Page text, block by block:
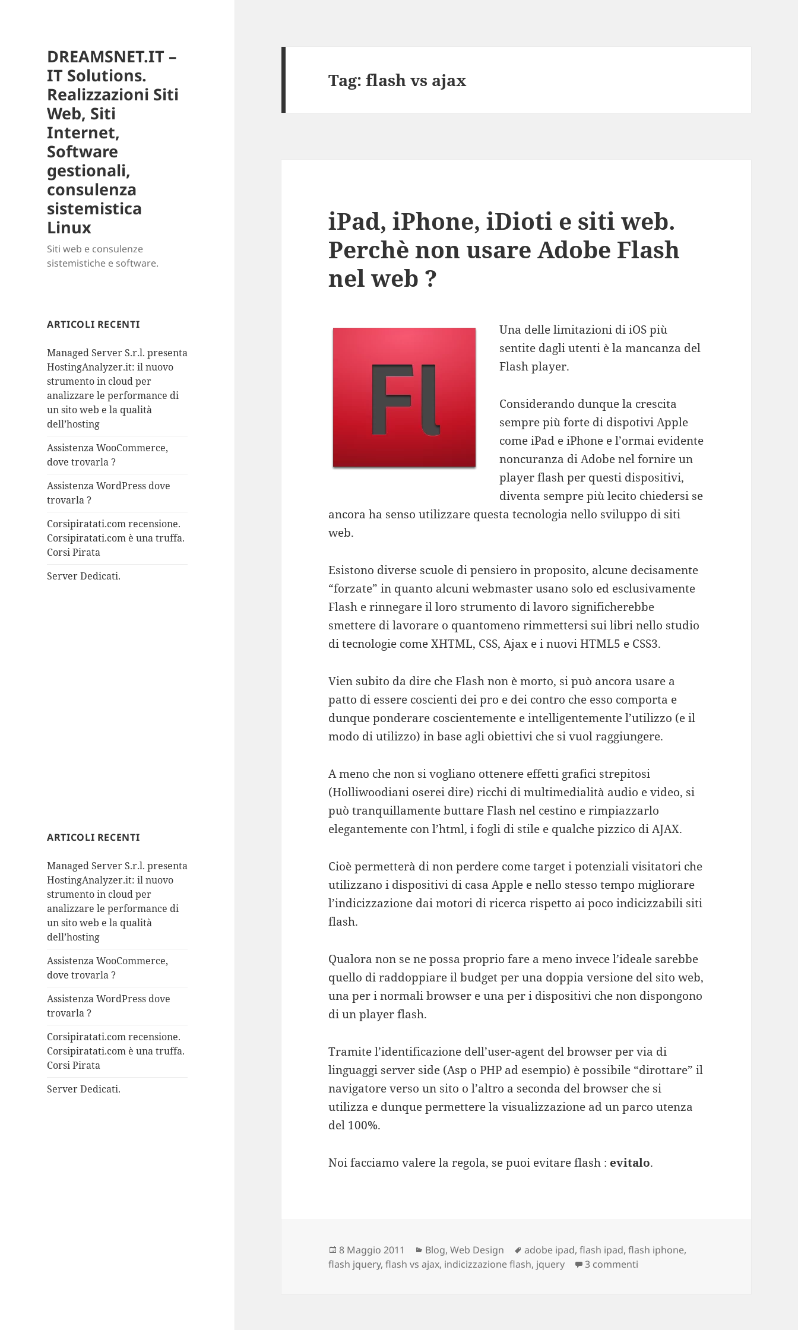
DREAMSNET.IT –
IT Solutions.
Realizzazioni Siti
Web, Siti
Internet,
Software
gestionali,
consulenza
sistemistica
Linux
Siti web e consulenze
sistemistiche e software.
ARTICOLI RECENTI
Managed Server S.r.l. presenta
HostingAnalyzer.it: il nuovo
strumento in cloud per
analizzare le performance di
un sito web e la qualità
dell’hosting
Assistenza WooCommerce,
dove trovarla ?
Assistenza WordPress dove
trovarla ?
Corsipiratati.com recensione.
Corsipiratati.com è una truffa.
Corsi Pirata
Server Dedicati.
ARTICOLI RECENTI
Managed Server S.r.l. presenta
HostingAnalyzer.it: il nuovo
strumento in cloud per
analizzare le performance di
un sito web e la qualità
dell’hosting
Assistenza WooCommerce,
dove trovarla ?
Assistenza WordPress dove
trovarla ?
Corsipiratati.com recensione.
Corsipiratati.com è una truffa.
Corsi Pirata
Server Dedicati.
Tag:flash vs ajax
iPad, iPhone, iDioti e siti web.
Perchè non usare Adobe Flash
nel web ?
Una delle limitazioni di iOS più
sentite dagli utenti è la mancanza del
Flash player.
Considerando dunque la crescita
sempre più forte di dispotivi Apple
come iPad e iPhone e l’ormai evidente
noncuranza di Adobe nel fornire un
player flash per questi dispositivi,
diventa sempre più lecito chiedersi se
ancora ha senso utilizzare questa tecnologia nello sviluppo di siti
web.
Esistono diverse scuole di pensiero in proposito, alcune decisamente
“forzate” in quanto alcuni webmaster usano solo ed esclusivamente
Flash e rinnegare il loro strumento di lavoro significherebbe
smettere di lavorare o quantomeno rimmettersi sui libri nello studio
di tecnologie come XHTML, CSS, Ajax e i nuovi HTML5 e CSS3.
Vien subito da dire che Flash non è morto, si può ancora usare a
patto di essere coscienti dei pro e dei contro che esso comporta e
dunque ponderare coscientemente e intelligentemente l’utilizzo (e il
modo di utilizzo) in base agli obiettivi che si vuol raggiungere.
A meno che non si vogliano ottenere effetti grafici strepitosi
(Holliwoodiani oserei dire) ricchi di multimedialità audio e video, si
può tranquillamente buttare Flash nel cestino e rimpiazzarlo
elegantemente con l’html, i fogli di stile e qualche pizzico di AJAX.
Cioè permetterà di non perdere come target i potenziali visitatori che
utilizzano i dispositivi di casa Apple e nello stesso tempo migliorare
l’indicizzazione dai motori di ricerca rispetto ai poco indicizzabili siti
flash.
Qualora non se ne possa proprio fare a meno invece l’ideale sarebbe
quello di raddoppiare il budget per una doppia versione del sito web,
una per i normali browser e una per i dispositivi che non dispongono
di un player flash.
Tramite l’identificazione dell’user-agent del browser per via di
linguaggi server side (Asp o PHP ad esempio) è possibile “dirottare” il
navigatore verso un sito o l’altro a seconda del browser che si
utilizza e dunque permettere la visualizzazione ad un parco utenza
del 100%.
Noi facciamo valere la regola, se puoi evitare flash : evitalo.
Scritto
il
8 Maggio 2011 Categorie
Blog,Web Design Tag
adobe ipad,flash ipad,flash iphone,
flash jquery,flash vs ajax, indicizzazione flash, jquery 3 commenti